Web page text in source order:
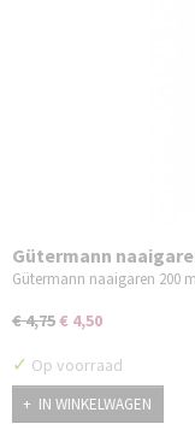
Gütermann
Gütermann naaigaren 200
€ 4,75€ 4,50
✓ Op voorraad
IN WINKELWAGEN